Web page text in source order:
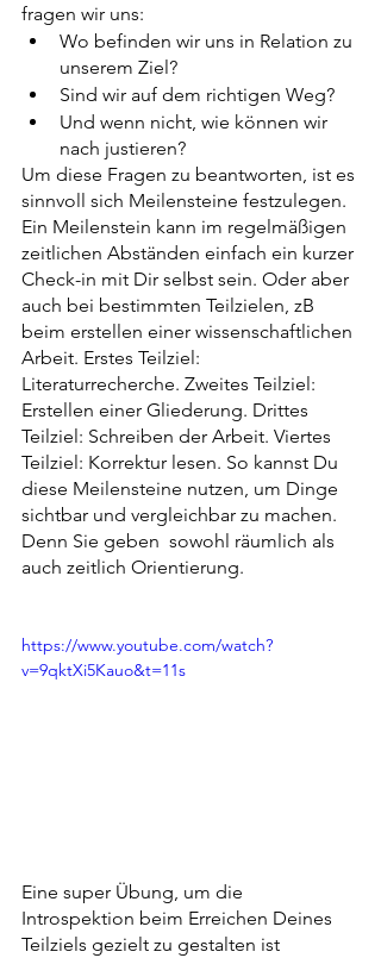
fragen wir uns:
Wo befinden wir uns in Relation zu
unserem Ziel?
Sind wir auf dem richtigen Weg?
Und wenn nicht, wie können wir
nach justieren?
Um diese Fragen zu beantworten, ist es
sinnvoll sich Meilensteine festzulegen.
Ein Meilenstein kann im regelmäßigen
zeitlichen Abständen einfach ein kurzer
Check-in mit Dir selbst sein. Oder aber
auch bei bestimmten Teilzielen, zB
beim erstellen einer wissenschaftlichen
Arbeit. Erstes Teilziel:
Literaturrecherche. Zweites Teilziel:
Erstellen einer Gliederung. Drittes
Teilziel: Schreiben der Arbeit. Viertes
Teilziel: Korrektur lesen. So kannst Du
diese Meilensteine nutzen, um Dinge
sichtbar und vergleichbar zu machen.
Denn Sie geben  sowohl räumlich als
auch zeitlich Orientierung.
https://www.youtube.com/watch?
v=9qktXi5Kauo&t=11s
Eine super Übung, um die
Introspektion beim Erreichen Deines
Teilziels gezielt zu gestalten ist